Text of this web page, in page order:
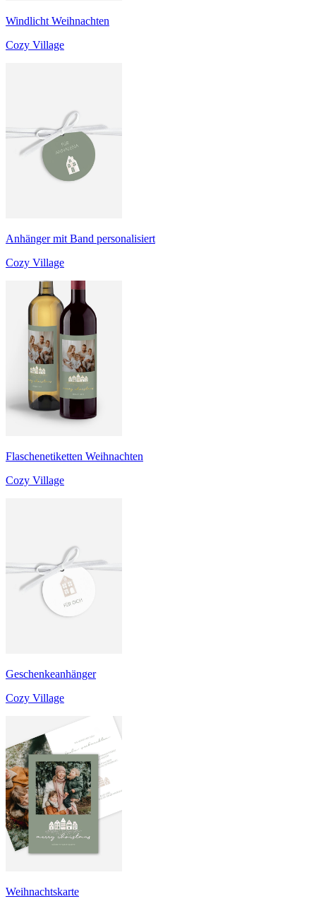
Windlicht Weihnachten
Cozy Village
Anhänger mit Band personalisiert
Cozy Village
Flaschenetiketten Weihnachten
Cozy Village
Geschenkeanhänger
Cozy Village
Weihnachtskarte